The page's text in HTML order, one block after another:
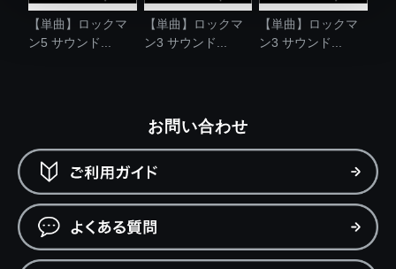
【単曲】ロックマ
ン5 サウンド...
【単曲】ロックマ
ン3 サウンド...
【単曲】ロックマ
ン3 サウンド...
お問い合わせ